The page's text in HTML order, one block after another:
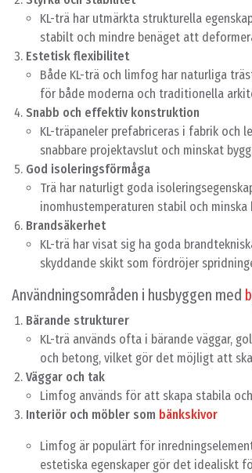
KL-trä har utmärkta strukturella
stabilt och mindre benäget att
Estetisk flexibilitet
Både KL-trä och limfog har naturliga
för både moderna och traditionella
Snabb och effektiv konstruktion
KL-träpaneler prefabriceras i fabrik och
snabbare projektavslut och minskat
God isoleringsförmåga
Trä har naturligt goda
inomhustemperaturen stabil och
Brandsäkerhet
KL-trä har visat sig ha goda
skyddande skikt som fördröjer
Användningsområden i husbyggen med
Bärande strukturer
KL-trä används ofta i bärande väggar,
och betong, vilket gör det möjligt att
Väggar och tak
Limfog används för att skapa stabila
Interiör och möbler som bänkskivor
Limfog är populärt för
estetiska egenskaper gör det idealiskt